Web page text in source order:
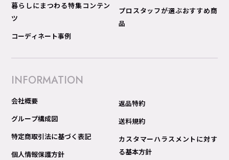
暮らしにまつわる特集コンテン
ツ
コーディネート事例
プロスタッフが選ぶおすすめ商
品
INFORMATION
会社概要
グループ構成図
特定商取引法に基づく表記
個人情報保護方針
返品特約
送料規約
カスタマーハラスメントに対す
る基本方針